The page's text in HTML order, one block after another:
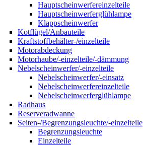
Hauptscheinwerfereinzelteile
Hauptscheinwerferglühlampe
Klappscheinwerfer
Kotflügel/Anbauteile
Kraftstoffbehälter-/einzelteile
Motorabdeckung
Motorhaube/-einzelteile/-dämmung
Nebelscheinwerfer/-einzelteile
Nebelscheinwerfer/-einsatz
Nebelscheinwerfereinzelteile
Nebelscheinwerferglühlampe
Radhaus
Reserveradwanne
Seiten-/Begrenzungsleuchte/-einzelteile
Begrenzungsleuchte
Einzelteile